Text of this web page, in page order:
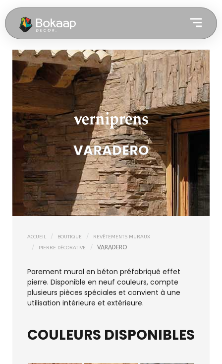
VARADERO
ACCUEIL BOUTIQUE
REVÊTEMENTS MURAUX
PIERRE DÉCORATIVE
VARADERO
Parement mural en béton préfabriqué effet
pierre. Disponible en neuf couleurs, compte
plusieurs pièces spéciales et convient à une
utilisation intérieure et extérieure.
COULEURS DISPONIBLES